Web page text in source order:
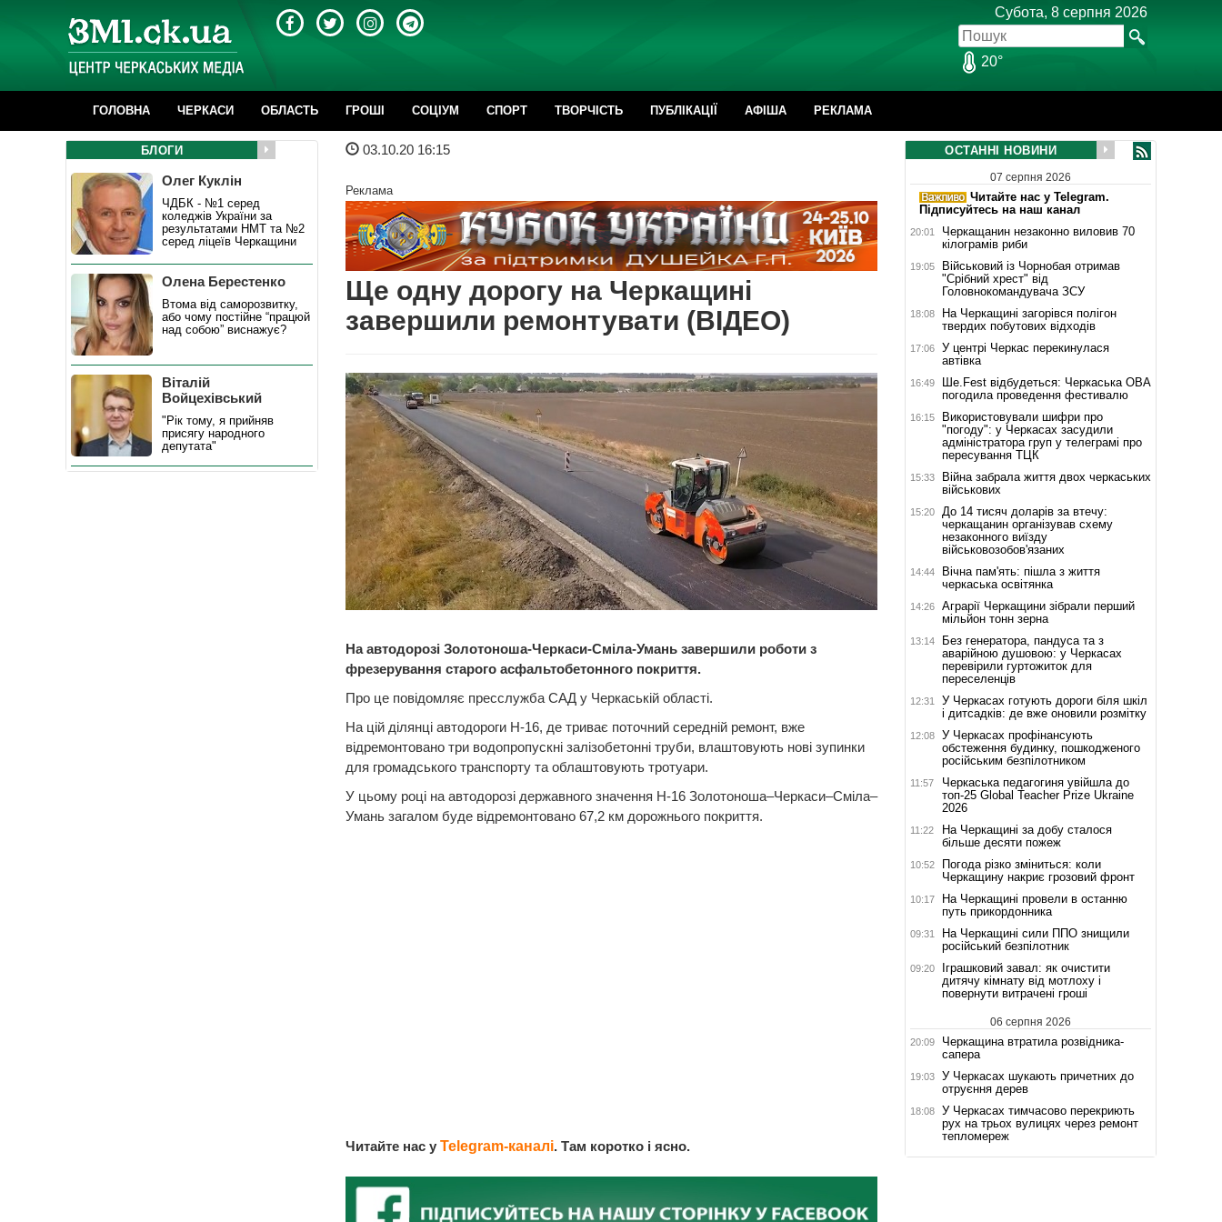
Субота, 8 серпня 2026
20°
ГОЛОВНА ЧЕРКАСИ ОБЛАСТЬ ГРОШІ CОЦІУМ СПОРТ ТВОРЧІСТЬ ПУБЛІКАЦІЇ АФІША РЕКЛАМА
03.10.20 16:15
Реклама
Ще одну дорогу на Черкащині
завершили ремонтувати (ВІДЕО)
На автодорозі Золотоноша-Черкаси-Сміла-Умань завершили роботи з
фрезерування старого асфальтобетонного покриття.
Про це повідомляє пресслужба САД у Черкаській області.
На цій ділянці автодороги Н-16, де триває поточний середній ремонт, вже
відремонтовано три водопропускні залізобетонні труби, влаштовують нові зупинки
для громадського транспорту та облаштовують тротуари.
У цьому році на автодорозі державного значення Н-16 Золотоноша–Черкаси–Сміла–
Умань загалом буде відремонтовано 67,2 км дорожнього покриття.
Читайте нас у Telegram-каналі. Там коротко і ясно.
БЛОГИ
Олег Куклін
ЧДБК - №1 серед
коледжів України за
результатами НМТ та №2
серед ліцеїв Черкащини
Олена Берестенко
Втома від саморозвитку,
або чому постійне “працюй
над собою” виснажує?
Віталій
Войцехівський
"Рік тому, я прийняв
присягу народного
депутата"
ОСТАННІ НОВИНИ
07 серпня 2026
Читайте нас у Telegram.
Підписуйтесь на наш канал
20:01
Черкащанин незаконно виловив 70
кілограмів риби
19:05
Військовий із Чорнобая отримав
"Срібний хрест" від
Головнокомандувача ЗСУ
18:08
На Черкащині загорівся полігон
твердих побутових відходів
17:06
У центрі Черкас перекинулася
автівка
16:49
Ше.Fest відбудеться: Черкаська ОВА
погодила проведення фестивалю
16:15
Використовували шифри про
"погоду": у Черкасах засудили
адміністратора груп у телеграмі про
пересування ТЦК
15:33
Війна забрала життя двох черкаських
військових
15:20
До 14 тисяч доларів за втечу:
черкащанин організував схему
незаконного виїзду
військовозобов'язаних
14:44
Вічна пам'ять: пішла з життя
черкаська освітянка
14:26
Аграрії Черкащини зібрали перший
мільйон тонн зерна
13:14
Без генератора, пандуса та з
аварійною душовою: у Черкасах
перевірили гуртожиток для
переселенців
12:31
У Черкасах готують дороги біля шкіл
і дитсадків: де вже оновили розмітку
12:08
У Черкасах профінансують
обстеження будинку, пошкодженого
російським безпілотником
11:57
Черкаська педагогиня увійшла до
топ-25 Global Teacher Prize Ukraine
2026
11:22
На Черкащині за добу сталося
більше десяти пожеж
10:52
Погода різко зміниться: коли
Черкащину накриє грозовий фронт
10:17
На Черкащині провели в останню
путь прикордонника
09:31
На Черкащині сили ППО знищили
російський безпілотник
09:20
Іграшковий завал: як очистити
дитячу кімнату від мотлоху і
повернути витрачені гроші
06 серпня 2026
20:09
Черкащина втратила розвідника-
сапера
19:03
У Черкасах шукають причетних до
отруєння дерев
18:08
У Черкасах тимчасово перекриють
рух на трьох вулицях через ремонт
тепломереж